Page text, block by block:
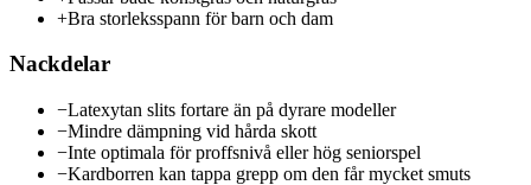
+Bra storleksspann för barn och dam
Nackdelar
−Latexytan slits fortare än på dyrare modeller
−Mindre dämpning vid hårda skott
−Inte optimala för proffsnivå eller hög seniorspel
−Kardborren kan tappa grepp om den får mycket smuts